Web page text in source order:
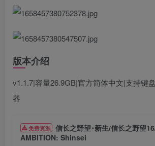
版本介绍
v1.1.7|容量26.9GB|官方简体中文|支持键
器
免费资源 信长之野望･新生/信长之野望
AMBITION: Shinsei